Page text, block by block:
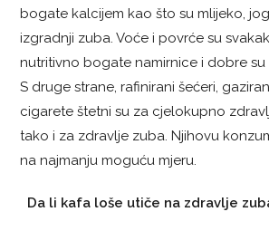
bogate kalcijem kao što su mlijeko,
izgradnji zuba. Voće i povrće su
nutritivno bogate namirnice i dobre su
S druge strane, rafinirani šećeri,
cigarete štetni su za cjelokupno
tako i za zdravlje zuba. Njihovu
na najmanju moguću mjeru.
Da li kafa loše utiče na zdravlje